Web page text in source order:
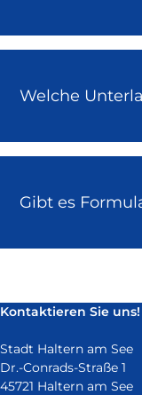
Welche
Gibt es
Kontaktieren Sie uns!
Stadt Haltern am See
Dr.-Conrads-Straße 1
45721 Haltern am See